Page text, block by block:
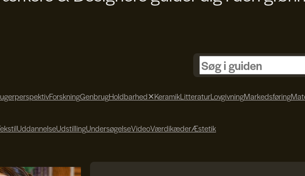
ForskningGenbrugHoldbarhed✕KeramikLitteraturLovgivningMarkedsføring
UddannelseUdstillingUndersøgelseVideoVærdikæderÆstetik